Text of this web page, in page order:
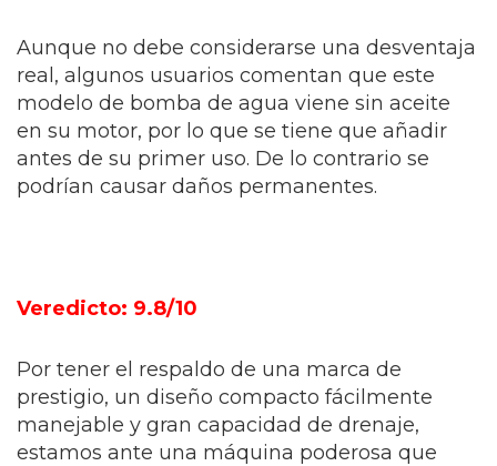
Aunque no debe considerarse una desventaja
real, algunos usuarios comentan que este
modelo de bomba de agua viene sin aceite
en su motor, por lo que se tiene que añadir
antes de su primer uso. De lo contrario se
podrían causar daños permanentes.
Veredicto: 9.8/10
Por tener el respaldo de una marca de
prestigio, un diseño compacto fácilmente
manejable y gran capacidad de drenaje,
estamos ante una máquina poderosa que